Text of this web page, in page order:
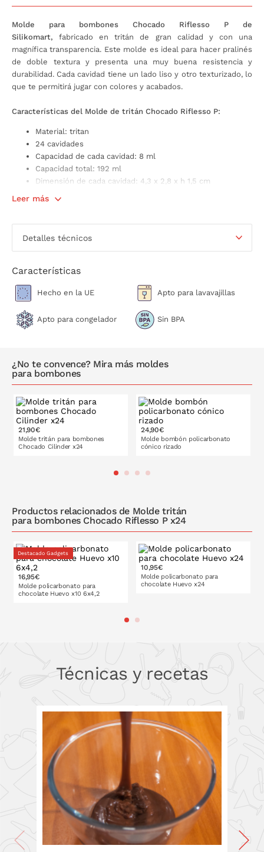
Molde para bombones Chocado Riflesso P de
Silikomart,fabricado en tritán de gran calidad y con una
magnífica transparencia. Este molde es ideal para hacer pralinés
de doble textura y presenta una muy buena resistencia y
durabilidad. Cada cavidad tiene un lado liso y otro texturizado, lo
que te permitirá jugar con colores y acabados.
Características del Molde de tritán Chocado Riflesso P:
Material: tritan
24 cavidades
Capacidad de cada cavidad: 8 ml
Capacidad total: 192 ml
Dimensión de cada cavidad: 4,3 x 2,8 x h 1,5 cm
No apto para el horno ni microondas
Apto para el contacto con alimentos
Lavar el molde antes de utilizarlo
Leer más
Detalles técnicos
Características
Hecho en la UE Apto para lavavajillas
Apto para congelador Sin BPA
¿No te convence? Mira más moldes
para bombones
21,90€
Molde tritán para bombones
Chocado Cilinder x24
24,90€
Molde bombón policarbonato
cónico rizado
Productos relacionados de Molde tritán
para bombones Chocado Riflesso P x24
Destacado Gadgets
16,95€
Molde policarbonato para
chocolate Huevo x10 6x4,2
PONLO EN LA CESTA
10,95€
Molde policarbonato para
chocolate Huevo x24
Técnicas y recetas